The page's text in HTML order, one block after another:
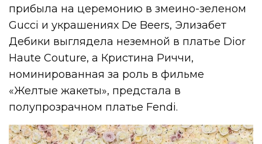
прибыла на церемонию в змеино-зеленом
Gucci и украшениях De Beers, Элизабет
Дебики выглядела неземной в платье Dior
Haute Couture, а Кристина Риччи,
номинированная за роль в фильме
«Желтые жакеты», предстала в
полупрозрачном платье Fendi.